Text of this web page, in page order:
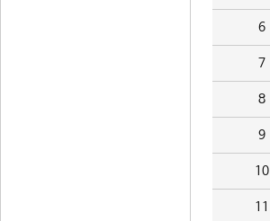
6
7
8
9
10
11